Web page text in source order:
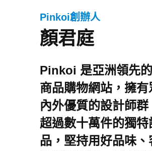
Pinkoi創辦人
顏君庭
Pinkoi 是亞洲領先
商品購物網站，擁有
內外優質的設計師群
超過數十萬件的獨特
品，堅持用好品味、